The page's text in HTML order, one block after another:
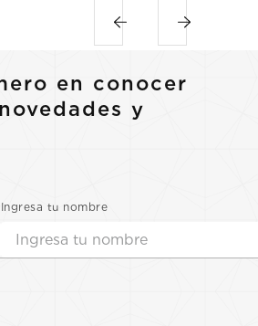
en conocer
y
Ingresa tu nombre